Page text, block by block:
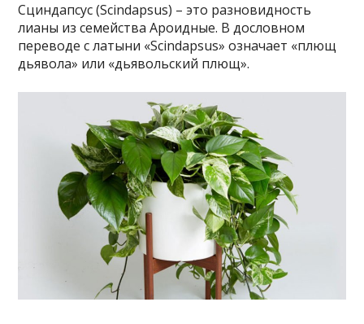
Сциндапсус (Scindapsus) – это разновидность
лианы из семейства Ароидные. В дословном
переводе с латыни «Scindapsus» означает «плющ
дьявола» или «дьявольский плющ».